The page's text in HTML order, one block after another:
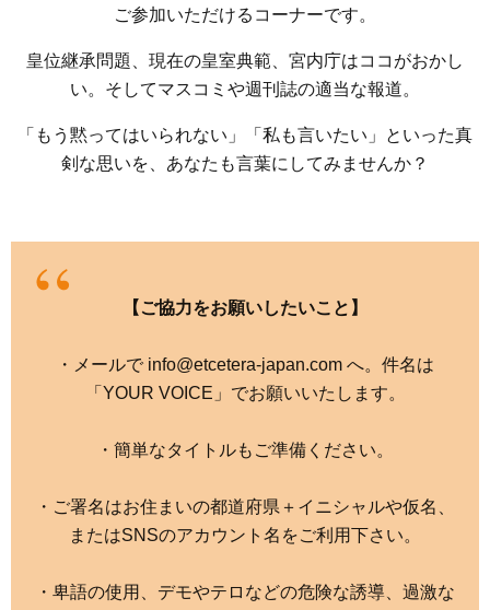
ご参加いただけるコーナーです。
皇位継承問題、現在の皇室典範、宮内庁はココがおかし
い。そしてマスコミや週刊誌の適当な報道。
「もう黙ってはいられない」「私も言いたい」といった真
剣な思いを、あなたも言葉にしてみませんか？
【ご協力をお願いしたいこと】
・メールで info@etcetera-japan.com へ。件名は
「YOUR VOICE」でお願いいたします。
・簡単なタイトルもご準備ください。
・ご署名はお住まいの都道府県＋イニシャルや仮名、
またはSNSのアカウント名をご利用下さい。
・卑語の使用、デモやテロなどの危険な誘導、過激な